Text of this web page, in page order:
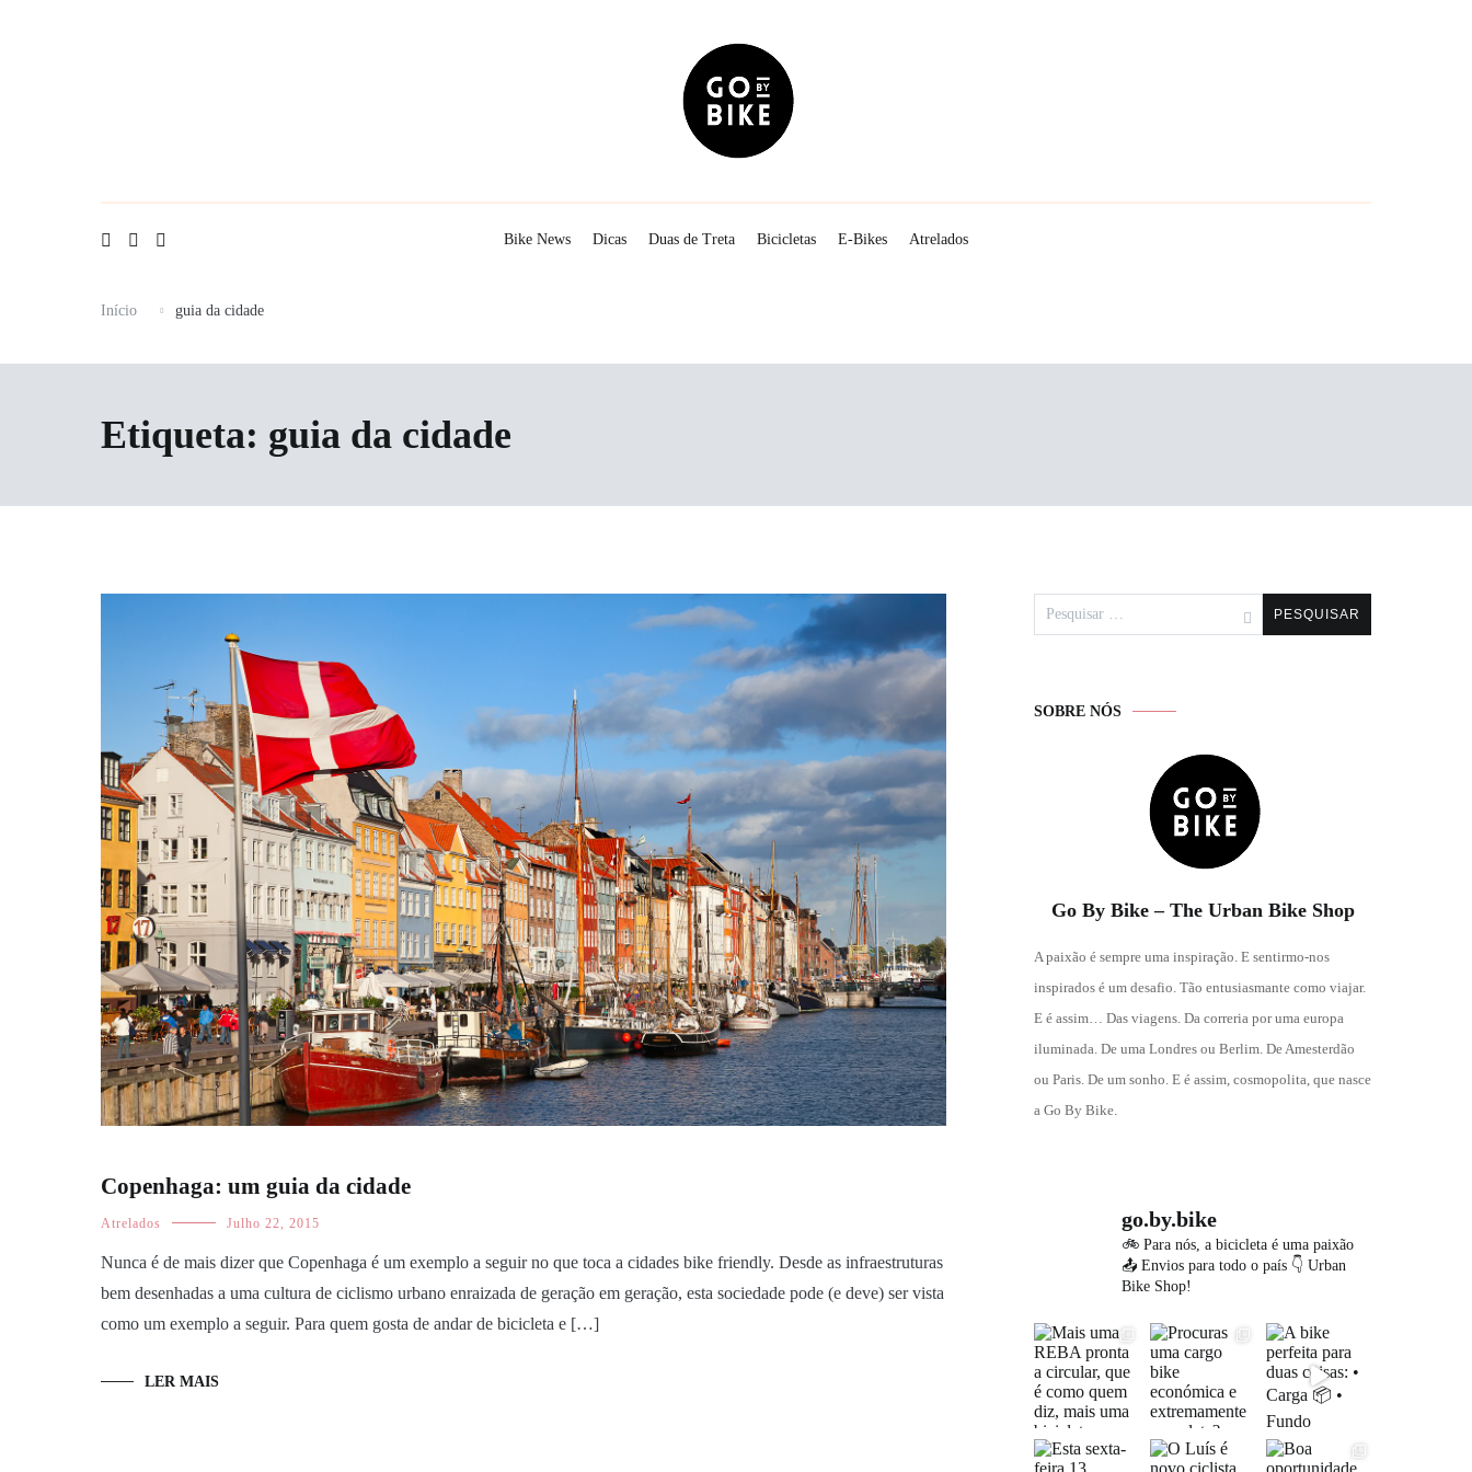
Bike News
Dicas Duas de Treta Bicicletas E-Bikes Atrelados
Início guia da cidade
Etiqueta: guia da cidade
Copenhaga: um guia da cidade
Atrelados Julho 22, 2015
Nunca é de mais dizer que Copenhaga é um exemplo a seguir no que toca a cidades bike friendly. Desde as infraestruturas
bem desenhadas a uma cultura de ciclismo urbano enraizada de geração em geração, esta sociedade pode (e deve) ser vista
como um exemplo a seguir. Para quem gosta de andar de bicicleta e […]
LER MAIS
por:
SOBRE NÓS
Go By Bike – The Urban Bike Shop
A paixão é sempre uma inspiração. E sentirmo-nos
inspirados é um desafio. Tão entusiasmante como viajar.
E é assim… Das viagens. Da correria por uma europa
iluminada. De uma Londres ou Berlim. De Amesterdão
ou Paris. De um sonho. E é assim, cosmopolita, que nasce
a Go By Bike.
go.by.bike
🚲 Para nós, a bicicleta é uma paixão
📤 Envios para todo o país 👇 Urban
Bike Shop!